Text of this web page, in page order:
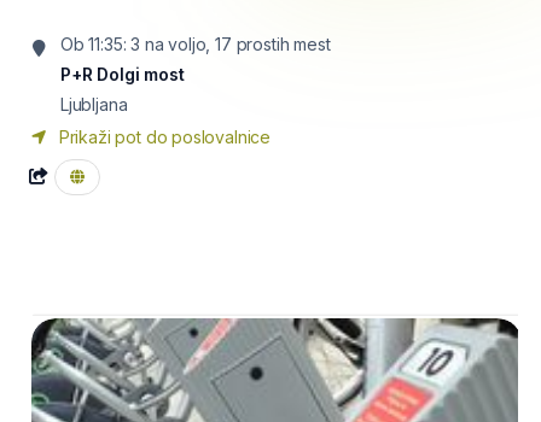
Ob 11:35: 3 na voljo, 17 prostih mest
P+R Dolgi most
Ljubljana
Prikaži pot do poslovalnice